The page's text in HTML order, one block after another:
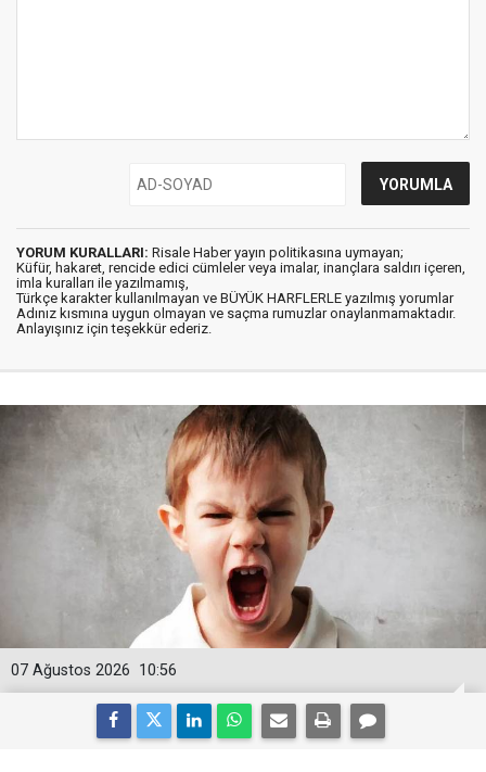
YORUM KURALLARI: Risale Haber yayın politikasına uymayan;
Küfür, hakaret, rencide edici cümleler veya imalar, inançlara saldırı içeren,
imla kuralları ile yazılmamış,
Türkçe karakter kullanılmayan ve BÜYÜK HARFLERLE yazılmış yorumlar
Adınız kısmına uygun olmayan ve saçma rumuzlar onaylanmamaktadır.
Anlayışınız için teşekkür ederiz.
10:56
07 Ağustos 2026